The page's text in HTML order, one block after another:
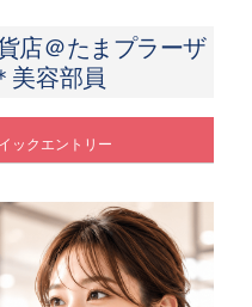
店＠たまプラーザ
美容部員
ックエントリー